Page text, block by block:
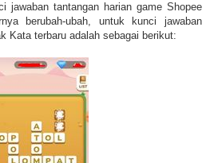
jawaban tantangan harian game Shopee
berubah-ubah, untuk kunci jawaban
Kata terbaru adalah sebagai berikut: